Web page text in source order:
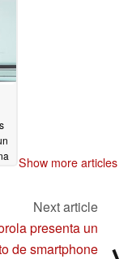
Show more articles
Next article
presenta un
de smartphone